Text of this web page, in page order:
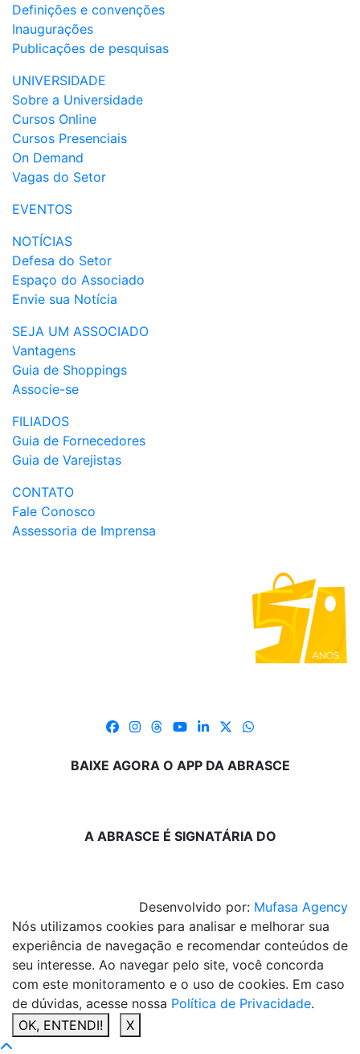
Definições e convenções
Inaugurações
Publicações de pesquisas
UNIVERSIDADE
Sobre a Universidade
Cursos Online
Cursos Presenciais
On Demand
Vagas do Setor
EVENTOS
NOTÍCIAS
Defesa do Setor
Espaço do Associado
Envie sua Notícia
SEJA UM ASSOCIADO
Vantagens
Guia de Shoppings
Associe-se
FILIADOS
Guia de Fornecedores
Guia de Varejistas
CONTATO
Fale Conosco
Assessoria de Imprensa
BAIXE AGORA O APP DA ABRASCE
A ABRASCE É SIGNATÁRIA DO
Desenvolvido por: Mufasa Agency
Nós utilizamos cookies para analisar e melhorar sua
experiência de navegação e recomendar conteúdos de
seu interesse. Ao navegar pelo site, você concorda
com este monitoramento e o uso de cookies. Em caso
de dúvidas, acesse nossa Política de Privacidade.
OK, ENTENDI!
X